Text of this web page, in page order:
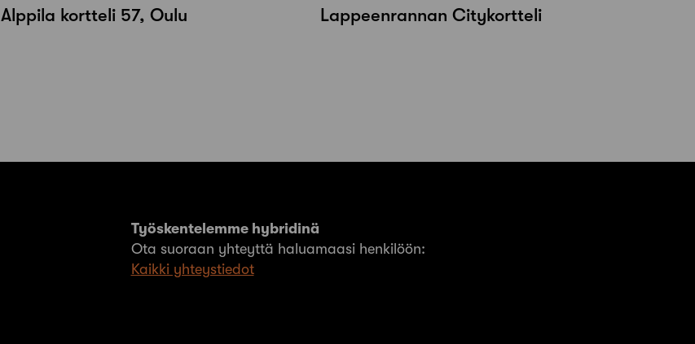
Alppila kortteli 57, Oulu Lappeenrannan Citykortteli
Työskentelemme hybridinä
Ota suoraan yhteyttä haluamaasi henkilöön:
Kaikki yhteystiedot